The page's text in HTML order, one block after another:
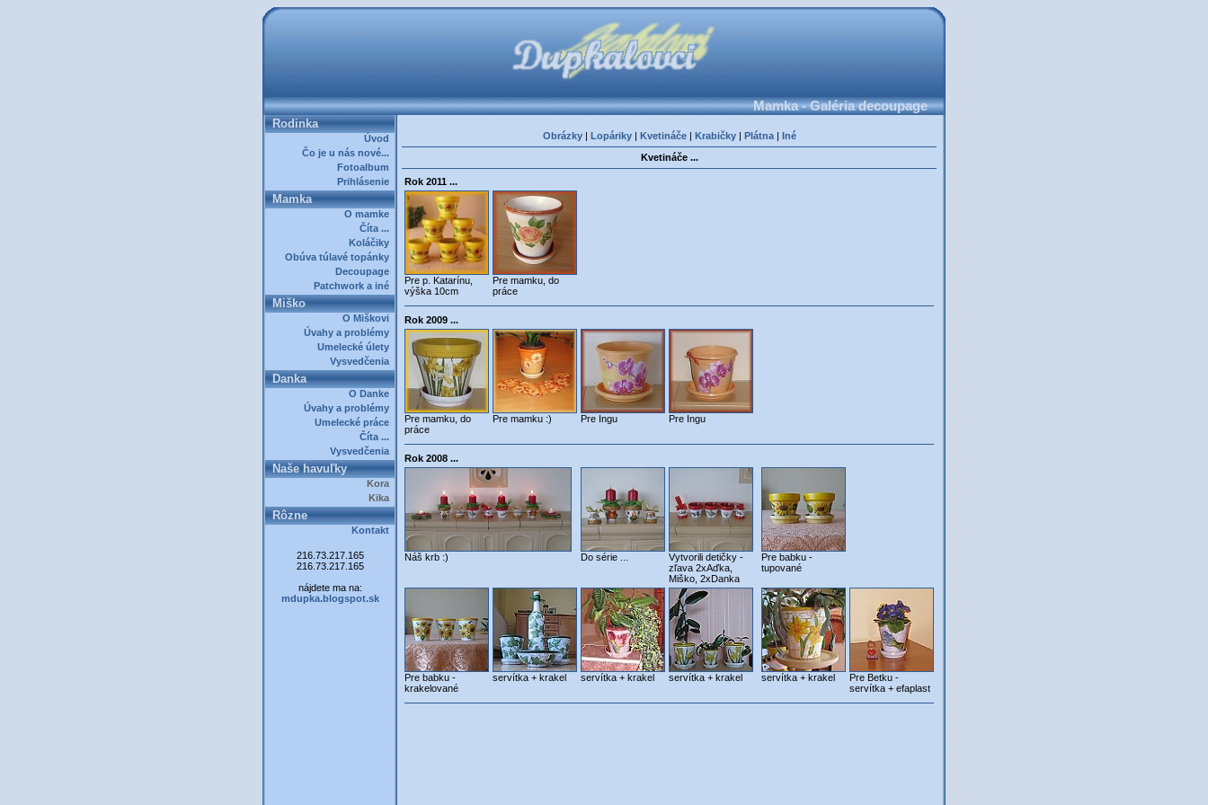
Mamka - Galéria decoupage
Rodinka
Úvod
Čo je u nás nové...
Fotoalbum
Prihlásenie
Mamka
O mamke
Číta ...
Koláčiky
Obúva túlavé topánky
Decoupage
Patchwork a iné
Miško
O Miškovi
Úvahy a problémy
Umelecké úlety
Vysvedčenia
Danka
O Danke
Úvahy a problémy
Umelecké práce
Číta ...
Vysvedčenia
Naše havuľky
Kora
Kika
Rôzne
Kontakt
216.73.217.165
216.73.217.165
nájdete ma na:
mdupka.blogspot.sk
Obrázky| Lopáriky| Kvetináče| Krabičky| Plátna| Iné
Kvetináče ...
Rok 2011 ...
Pre p. Katarínu,
výška 10cm
Pre mamku, do
práce
Rok 2009 ...
Pre mamku, do
práce
Pre mamku :) Pre Ingu Pre Ingu
Rok 2008 ...
Náš krb :) Do série ...
Vytvorili detičky -
zľava 2xAďka,
Miško, 2xDanka
Pre babku -
tupované
Pre babku -
krakelované
servítka + krakel servítka + krakel servítka + krakel servítka + krakel
Pre Betku -
servítka + efaplast